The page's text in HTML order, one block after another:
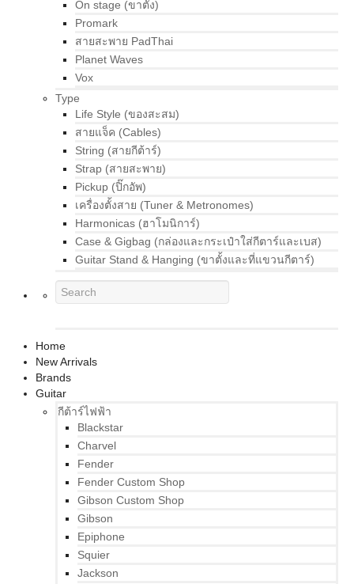
On stage (ขาตั้ง)
Promark
สายสะพาย PadThai
Planet Waves
Vox
Type
Life Style (ของสะสม)
สายแจ็ค (Cables)
String (สายกีต้าร์)
Strap (สายสะพาย)
Pickup (ปิ๊กอัพ)
เครื่องตั้งสาย (Tuner & Metronomes)
Harmonicas (ฮาโมนิการ์)
Case & Gigbag (กล่องและกระเป๋าใส่กีตาร์และเบส)
Guitar Stand & Hanging (ขาตั้งและที่แขวนกีตาร์)
Home
New Arrivals
Brands
Guitar
กีต้าร์ไฟฟ้า
Blackstar
Charvel
Fender
Fender Custom Shop
Gibson Custom Shop
Gibson
Epiphone
Squier
Jackson